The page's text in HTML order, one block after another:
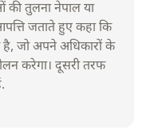
तुलना नेपाल या
जताते हुए कहा कि
जो अपने अधिकारों के
करेगा। दूसरी तरफ